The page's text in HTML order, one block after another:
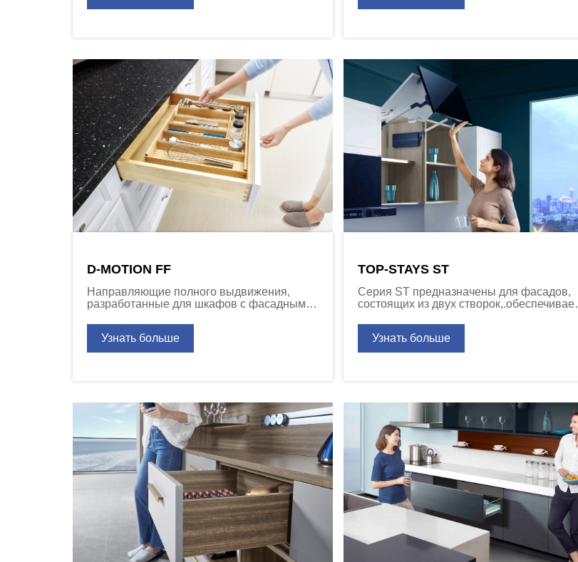
функции плавного закрывания и
D-MOTION FF
Направляющие полного выдвижения,
разработанные для шкафов с фасадными
Узнать больше
TOP-STAYS ST
Серия ST предназначены для фасадов,
состоящих из двух створок,.обеспечивает
горизонтально.
Узнать больше